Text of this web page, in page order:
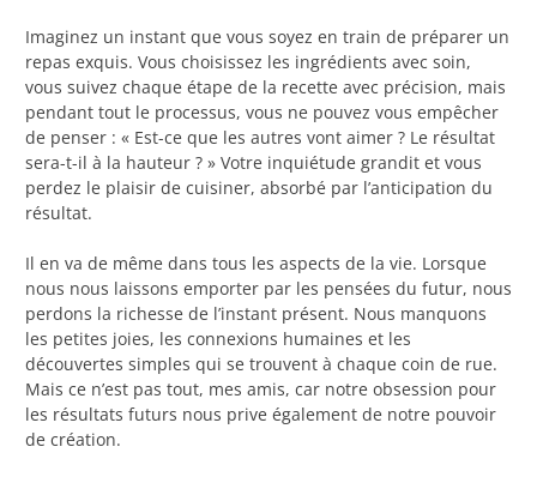
Imaginez un instant que vous soyez en train de préparer un
repas exquis. Vous choisissez les ingrédients avec soin,
vous suivez chaque étape de la recette avec précision, mais
pendant tout le processus, vous ne pouvez vous empêcher
de penser : « Est-ce que les autres vont aimer ? Le résultat
sera-t-il à la hauteur ? » Votre inquiétude grandit et vous
perdez le plaisir de cuisiner, absorbé par l’anticipation du
résultat.
Il en va de même dans tous les aspects de la vie. Lorsque
nous nous laissons emporter par les pensées du futur, nous
perdons la richesse de l’instant présent. Nous manquons
les petites joies, les connexions humaines et les
découvertes simples qui se trouvent à chaque coin de rue.
Mais ce n’est pas tout, mes amis, car notre obsession pour
les résultats futurs nous prive également de notre pouvoir
de création.